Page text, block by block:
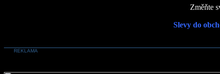
Změňte
Slevy do
REKLAMA